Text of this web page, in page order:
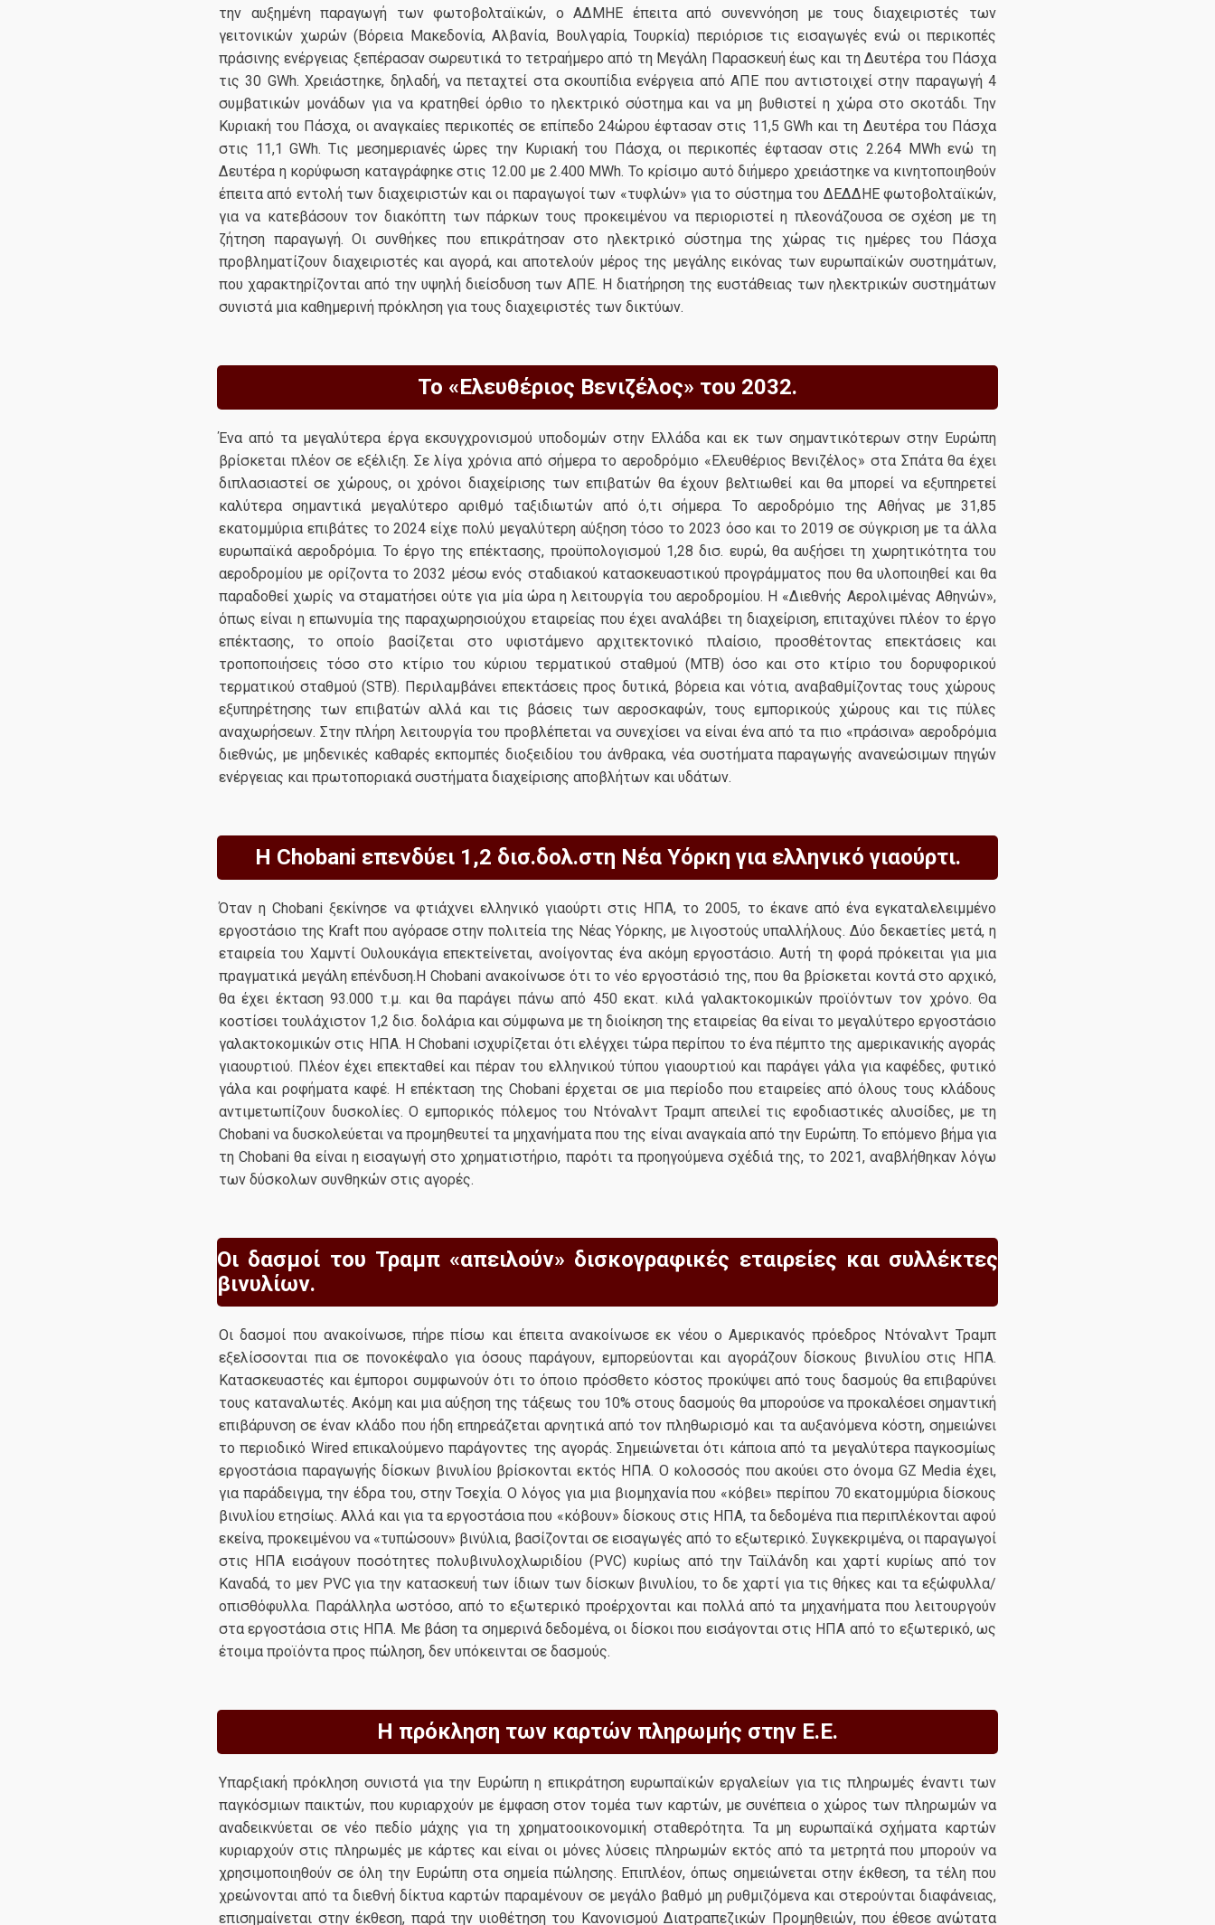
την αυξημένη παραγωγή των φωτοβολταϊκών, ο ΑΔΜΗΕ έπειτα από συνεννόηση με τους διαχειριστές των
γειτονικών χωρών (Βόρεια Μακεδονία, Αλβανία, Βουλγαρία, Τουρκία) περιόρισε τις εισαγωγές ενώ οι περικοπές
πράσινης ενέργειας ξεπέρασαν σωρευτικά το τετραήμερο από τη Μεγάλη Παρασκευή έως και τη Δευτέρα του Πάσχα
τις 30 GWh. Χρειάστηκε, δηλαδή, να πεταχτεί στα σκουπίδια ενέργεια από ΑΠΕ που αντιστοιχεί στην παραγωγή 4
συμβατικών μονάδων για να κρατηθεί όρθιο το ηλεκτρικό σύστημα και να μη βυθιστεί η χώρα στο σκοτάδι. Tην
Κυριακή του Πάσχα, οι αναγκαίες περικοπές σε επίπεδο 24ώρου έφτασαν στις 11,5 GWh και τη Δευτέρα του Πάσχα
στις 11,1 GWh. Tις μεσημεριανές ώρες την Κυριακή του Πάσχα, οι περικοπές έφτασαν στις 2.264 MWh ενώ τη
Δευτέρα η κορύφωση καταγράφηκε στις 12.00 με 2.400 MWh. Το κρίσιμο αυτό διήμερο χρειάστηκε να κινητοποιηθούν
έπειτα από εντολή των διαχειριστών και οι παραγωγοί των «τυφλών» για το σύστημα του ΔΕΔΔΗΕ φωτοβολταϊκών,
για να κατεβάσουν τον διακόπτη των πάρκων τους προκειμένου να περιοριστεί η πλεονάζουσα σε σχέση με τη
ζήτηση παραγωγή. Οι συνθήκες που επικράτησαν στο ηλεκτρικό σύστημα της χώρας τις ημέρες του Πάσχα
προβληματίζουν διαχειριστές και αγορά, και αποτελούν μέρος της μεγάλης εικόνας των ευρωπαϊκών συστημάτων,
που χαρακτηρίζονται από την υψηλή διείσδυση των ΑΠΕ. Η διατήρηση της ευστάθειας των ηλεκτρικών συστημάτων
συνιστά μια καθημερινή πρόκληση για τους διαχειριστές των δικτύων.
Το «Ελευθέριος Βενιζέλος» του 2032.
Ένα από τα μεγαλύτερα έργα εκσυγχρονισμού υποδομών στην Ελλάδα και εκ των σημαντικότερων στην Ευρώπη
βρίσκεται πλέον σε εξέλιξη. Σε λίγα χρόνια από σήμερα το αεροδρόμιο «Ελευθέριος Βενιζέλος» στα Σπάτα θα έχει
διπλασιαστεί σε χώρους, οι χρόνοι διαχείρισης των επιβατών θα έχουν βελτιωθεί και θα μπορεί να εξυπηρετεί
καλύτερα σημαντικά μεγαλύτερο αριθμό ταξιδιωτών από ό,τι σήμερα. Το αεροδρόμιο της Αθήνας με 31,85
εκατομμύρια επιβάτες το 2024 είχε πολύ μεγαλύτερη αύξηση τόσο το 2023 όσο και το 2019 σε σύγκριση με τα άλλα
ευρωπαϊκά αεροδρόμια. Το έργο της επέκτασης, προϋπολογισμού 1,28 δισ. ευρώ, θα αυξήσει τη χωρητικότητα του
αεροδρομίου με ορίζοντα το 2032 μέσω ενός σταδιακού κατασκευαστικού προγράμματος που θα υλοποιηθεί και θα
παραδοθεί χωρίς να σταματήσει ούτε για μία ώρα η λειτουργία του αεροδρομίου. Η «Διεθνής Αερολιμένας Αθηνών»,
όπως είναι η επωνυμία της παραχωρησιούχου εταιρείας που έχει αναλάβει τη διαχείριση, επιταχύνει πλέον το έργο
επέκτασης, το οποίο βασίζεται στο υφιστάμενο αρχιτεκτονικό πλαίσιο, προσθέτοντας επεκτάσεις και
τροποποιήσεις τόσο στο κτίριο του κύριου τερματικού σταθμού (MTB) όσο και στο κτίριο του δορυφορικού
τερματικού σταθμού (STB). Περιλαμβάνει επεκτάσεις προς δυτικά, βόρεια και νότια, αναβαθμίζοντας τους χώρους
εξυπηρέτησης των επιβατών αλλά και τις βάσεις των αεροσκαφών, τους εμπορικούς χώρους και τις πύλες
αναχωρήσεων. Στην πλήρη λειτουργία του προβλέπεται να συνεχίσει να είναι ένα από τα πιο «πράσινα» αεροδρόμια
διεθνώς, με μηδενικές καθαρές εκπομπές διοξειδίου του άνθρακα, νέα συστήματα παραγωγής ανανεώσιμων πηγών
ενέργειας και πρωτοποριακά συστήματα διαχείρισης αποβλήτων και υδάτων.
Η Chobani επενδύει 1,2 δισ.δολ.στη Νέα Υόρκη για ελληνικό γιαούρτι.
Όταν η Chobani ξεκίνησε να φτιάχνει ελληνικό γιαούρτι στις ΗΠΑ, το 2005, το έκανε από ένα εγκαταλελειμμένο
εργοστάσιο της Kraft που αγόρασε στην πολιτεία της Νέας Υόρκης, με λιγοστούς υπαλλήλους. Δύο δεκαετίες μετά, η
εταιρεία του Χαμντί Ουλουκάγια επεκτείνεται, ανοίγοντας ένα ακόμη εργοστάσιο. Αυτή τη φορά πρόκειται για μια
πραγματικά μεγάλη επένδυση.Η Chobani ανακοίνωσε ότι το νέο εργοστάσιό της, που θα βρίσκεται κοντά στο αρχικό,
θα έχει έκταση 93.000 τ.μ. και θα παράγει πάνω από 450 εκατ. κιλά γαλακτοκομικών προϊόντων τον χρόνο. Θα
κοστίσει τουλάχιστον 1,2 δισ. δολάρια και σύμφωνα με τη διοίκηση της εταιρείας θα είναι το μεγαλύτερο εργοστάσιο
γαλακτοκομικών στις ΗΠΑ. Η Chobani ισχυρίζεται ότι ελέγχει τώρα περίπου το ένα πέμπτο της αμερικανικής αγοράς
γιαουρτιού. Πλέον έχει επεκταθεί και πέραν του ελληνικού τύπου γιαουρτιού και παράγει γάλα για καφέδες, φυτικό
γάλα και ροφήματα καφέ. Η επέκταση της Chobani έρχεται σε μια περίοδο που εταιρείες από όλους τους κλάδους
αντιμετωπίζουν δυσκολίες. Ο εμπορικός πόλεμος του Ντόναλντ Τραμπ απειλεί τις εφοδιαστικές αλυσίδες, με τη
Chobani να δυσκολεύεται να προμηθευτεί τα μηχανήματα που της είναι αναγκαία από την Ευρώπη. Το επόμενο βήμα για
τη Chobani θα είναι η εισαγωγή στο χρηματιστήριο, παρότι τα προηγούμενα σχέδιά της, το 2021, αναβλήθηκαν λόγω
των δύσκολων συνθηκών στις αγορές.
Οι δασμοί του Τραμπ «απειλούν» δισκογραφικές εταιρείες και συλλέκτες
βινυλίων.
Οι δασμοί που ανακοίνωσε, πήρε πίσω και έπειτα ανακοίνωσε εκ νέου ο Αμερικανός πρόεδρος Ντόναλντ Τραμπ
εξελίσσονται πια σε πονοκέφαλο για όσους παράγουν, εμπορεύονται και αγοράζουν δίσκους βινυλίου στις ΗΠΑ.
Κατασκευαστές και έμποροι συμφωνούν ότι το όποιο πρόσθετο κόστος προκύψει από τους δασμούς θα επιβαρύνει
τους καταναλωτές. Ακόμη και μια αύξηση της τάξεως του 10% στους δασμούς θα μπορούσε να προκαλέσει σημαντική
επιβάρυνση σε έναν κλάδο που ήδη επηρεάζεται αρνητικά από τον πληθωρισμό και τα αυξανόμενα κόστη, σημειώνει
το περιοδικό Wired επικαλούμενο παράγοντες της αγοράς. Σημειώνεται ότι κάποια από τα μεγαλύτερα παγκοσμίως
εργοστάσια παραγωγής δίσκων βινυλίου βρίσκονται εκτός ΗΠΑ. Ο κολοσσός που ακούει στο όνομα GZ Media έχει,
για παράδειγμα, την έδρα του, στην Τσεχία. Ο λόγος για μια βιομηχανία που «κόβει» περίπου 70 εκατομμύρια δίσκους
βινυλίου ετησίως. Αλλά και για τα εργοστάσια που «κόβουν» δίσκους στις ΗΠΑ, τα δεδομένα πια περιπλέκονται αφού
εκείνα, προκειμένου να «τυπώσουν» βινύλια, βασίζονται σε εισαγωγές από το εξωτερικό. Συγκεκριμένα, οι παραγωγοί
στις ΗΠΑ εισάγουν ποσότητες πολυβινυλοχλωριδίου (PVC) κυρίως από την Ταϊλάνδη και χαρτί κυρίως από τον
Καναδά, το μεν PVC για την κατασκευή των ίδιων των δίσκων βινυλίου, το δε χαρτί για τις θήκες και τα εξώφυλλα/
οπισθόφυλλα. Παράλληλα ωστόσο, από το εξωτερικό προέρχονται και πολλά από τα μηχανήματα που λειτουργούν
στα εργοστάσια στις ΗΠΑ. Με βάση τα σημερινά δεδομένα, οι δίσκοι που εισάγονται στις ΗΠΑ από το εξωτερικό, ως
έτοιμα προϊόντα προς πώληση, δεν υπόκεινται σε δασμούς.
Η πρόκληση των καρτών πληρωμής στην Ε.Ε.
Υπαρξιακή πρόκληση συνιστά για την Ευρώπη η επικράτηση ευρωπαϊκών εργαλείων για τις πληρωμές έναντι των
παγκόσμιων παικτών, που κυριαρχούν με έμφαση στον τομέα των καρτών, με συνέπεια ο χώρος των πληρωμών να
αναδεικνύεται σε νέο πεδίο μάχης για τη χρηματοοικονομική σταθερότητα. Τα μη ευρωπαϊκά σχήματα καρτών
κυριαρχούν στις πληρωμές με κάρτες και είναι οι μόνες λύσεις πληρωμών εκτός από τα μετρητά που μπορούν να
χρησιμοποιηθούν σε όλη την Ευρώπη στα σημεία πώλησης. Επιπλέον, όπως σημειώνεται στην έκθεση, τα τέλη που
χρεώνονται από τα διεθνή δίκτυα καρτών παραμένουν σε μεγάλο βαθμό μη ρυθμιζόμενα και στερούνται διαφάνειας,
επισημαίνεται στην έκθεση, παρά την υιοθέτηση του Κανονισμού Διατραπεζικών Προμηθειών, που έθεσε ανώτατα